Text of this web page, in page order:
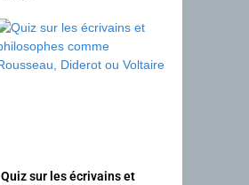
Quiz sur les écrivains et